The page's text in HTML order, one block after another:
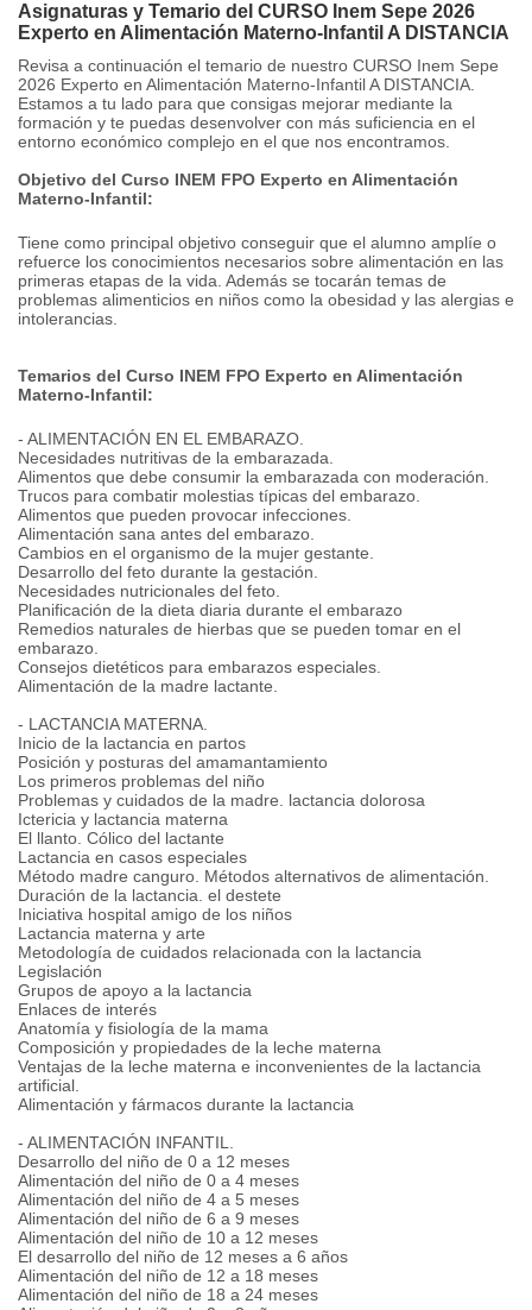
Asignaturas y Temario del CURSO Inem Sepe 2026
Experto en Alimentación Materno-Infantil A DISTANCIA
Revisa a continuación el temario de nuestro CURSO Inem Sepe
2026 Experto en Alimentación Materno-Infantil A DISTANCIA.
Estamos a tu lado para que consigas mejorar mediante la
formación y te puedas desenvolver con más suficiencia en el
entorno económico complejo en el que nos encontramos.
Objetivo del Curso INEM FPO Experto en Alimentación
Materno-Infantil:
Tiene como principal objetivo conseguir que el alumno amplíe o
refuerce los conocimientos necesarios sobre alimentación en las
primeras etapas de la vida. Además se tocarán temas de
problemas alimenticios en niños como la obesidad y las alergias e
intolerancias.
Temarios del Curso INEM FPO Experto en Alimentación
Materno-Infantil:
- ALIMENTACIÓN EN EL EMBARAZO.
Necesidades nutritivas de la embarazada.
Alimentos que debe consumir la embarazada con moderación.
Trucos para combatir molestias típicas del embarazo.
Alimentos que pueden provocar infecciones.
Alimentación sana antes del embarazo.
Cambios en el organismo de la mujer gestante.
Desarrollo del feto durante la gestación.
Necesidades nutricionales del feto.
Planificación de la dieta diaria durante el embarazo
Remedios naturales de hierbas que se pueden tomar en el
embarazo.
Consejos dietéticos para embarazos especiales.
Alimentación de la madre lactante.
- LACTANCIA MATERNA.
Inicio de la lactancia en partos
Posición y posturas del amamantamiento
Los primeros problemas del niño
Problemas y cuidados de la madre. lactancia dolorosa
Ictericia y lactancia materna
El llanto. Cólico del lactante
Lactancia en casos especiales
Método madre canguro. Métodos alternativos de alimentación.
Duración de la lactancia. el destete
Iniciativa hospital amigo de los niños
Lactancia materna y arte
Metodología de cuidados relacionada con la lactancia
Legislación
Grupos de apoyo a la lactancia
Enlaces de interés
Anatomía y fisiología de la mama
Composición y propiedades de la leche materna
Ventajas de la leche materna e inconvenientes de la lactancia
artificial.
Alimentación y fármacos durante la lactancia
- ALIMENTACIÓN INFANTIL.
Desarrollo del niño de 0 a 12 meses
Alimentación del niño de 0 a 4 meses
Alimentación del niño de 4 a 5 meses
Alimentación del niño de 6 a 9 meses
Alimentación del niño de 10 a 12 meses
El desarrollo del niño de 12 meses a 6 años
Alimentación del niño de 12 a 18 meses
Alimentación del niño de 18 a 24 meses